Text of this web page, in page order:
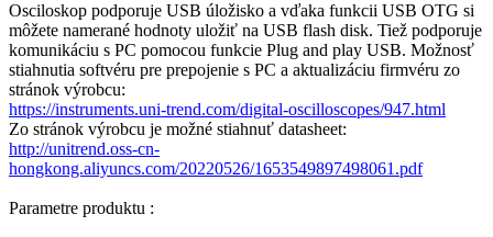
Osciloskop podporuje USB úložisko a vďaka funkcii USB OTG si
môžete namerané hodnoty uložiť na USB flash disk. Tiež podporuje
komunikáciu s PC pomocou funkcie Plug and play USB. Možnosť
stiahnutia softvéru pre prepojenie s PC a aktualizáciu firmvéru zo
stránok výrobcu:
https://instruments.uni-trend.com/digital-oscilloscopes/947.html
Zo stránok výrobcu je možné stiahnuť datasheet:
http://unitrend.oss-cn-
hongkong.aliyuncs.com/20220526/1653549897498061.pdf
Parametre produktu :